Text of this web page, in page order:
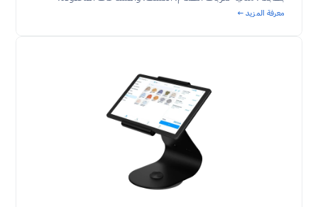
معرفة المزيد ←